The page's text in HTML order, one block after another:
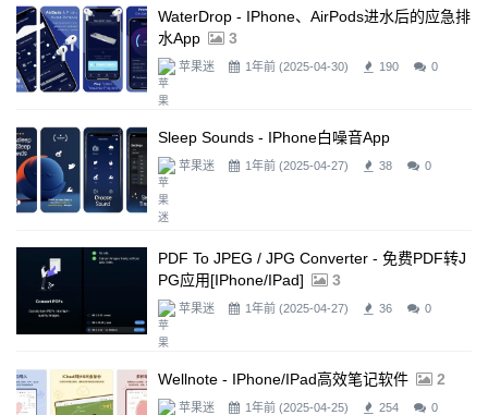
WaterDrop - IPhone、AirPods进水后的应急排
水app
3
苹果迷 1年前 (2025-04-30) 190 0
Sleep Sounds - IPhone白噪音app
苹果迷 1年前 (2025-04-27) 38 0
PDF To JPEG / JPG Converter - 免费PDF转J
PG应用[iPhone/iPad]
3
苹果迷 1年前 (2025-04-27) 36 0
Wellnote - IPhone/iPad高效笔记软件 2
苹果迷 1年前 (2025-04-25) 254 0